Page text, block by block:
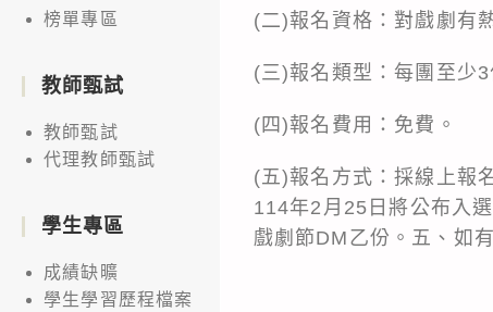
(二)報名資格：對戲劇有
(三)報名類型：每團至少3
(四)報名費用：免費。
(五)報名方式：採線上報
114年2月25日將公布入
戲劇節DM乙份。五、如
榜單專區
教師甄試
教師甄試
代理教師甄試
學生專區
成績缺曠
學生學習歷程檔案